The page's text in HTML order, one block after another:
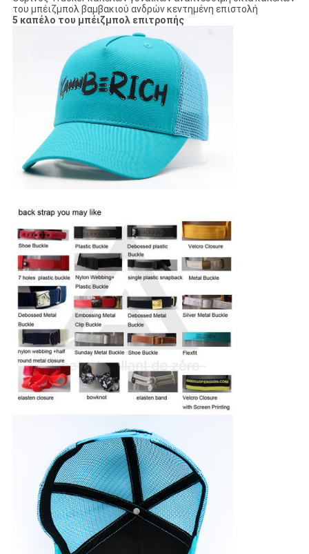
του μπέιζμπολ βαμβακιού ανδρών κεντημένη επιστολή
5 καπέλο του μπέιζμπολ επιτροπής